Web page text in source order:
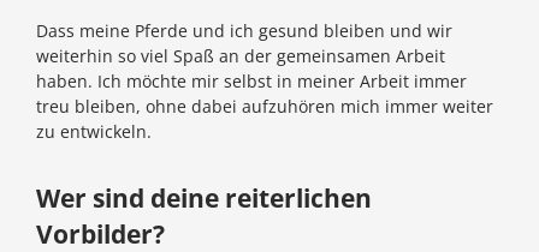
Dass meine Pferde und ich gesund bleiben und wir
weiterhin so viel Spaß an der gemeinsamen Arbeit
haben. Ich möchte mir selbst in meiner Arbeit immer
treu bleiben, ohne dabei aufzuhören mich immer weiter
zu entwickeln.
Wer sind deine reiterlichen
Vorbilder?